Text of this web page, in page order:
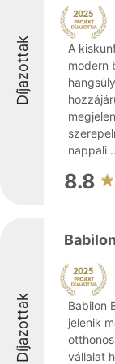
Díjazottak
A
modern
nappali
8.8
Díjazottak
Babilon
jelenik
vállalat